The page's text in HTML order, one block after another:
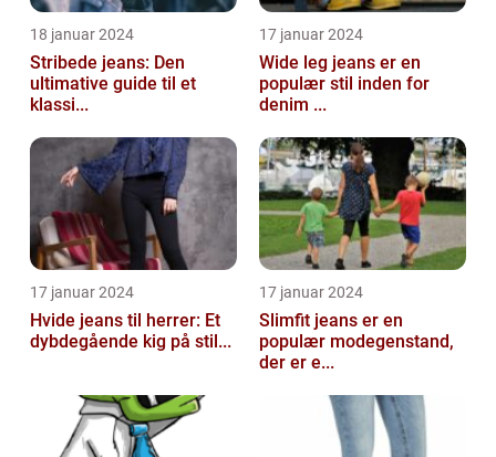
18 januar 2024
Stribede jeans: Den
ultimative guide til et
klassi...
17 januar 2024
Wide leg jeans er en
populær stil inden for
denim ...
17 januar 2024
Hvide jeans til herrer: Et
dybdegående kig på stil...
17 januar 2024
Slimfit jeans er en
populær modegenstand,
der er e...